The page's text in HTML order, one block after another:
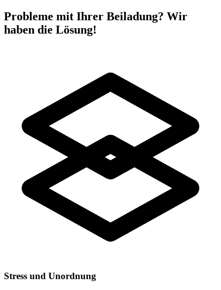
Probleme mit Ihrer Beiladung? Wir
haben die Lösung!
Stress und Unordnung